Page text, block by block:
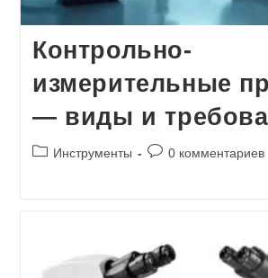
Контрольно-
измерительные
— виды и
Рубрика
Инструменты
Комментарии
0 комментариев